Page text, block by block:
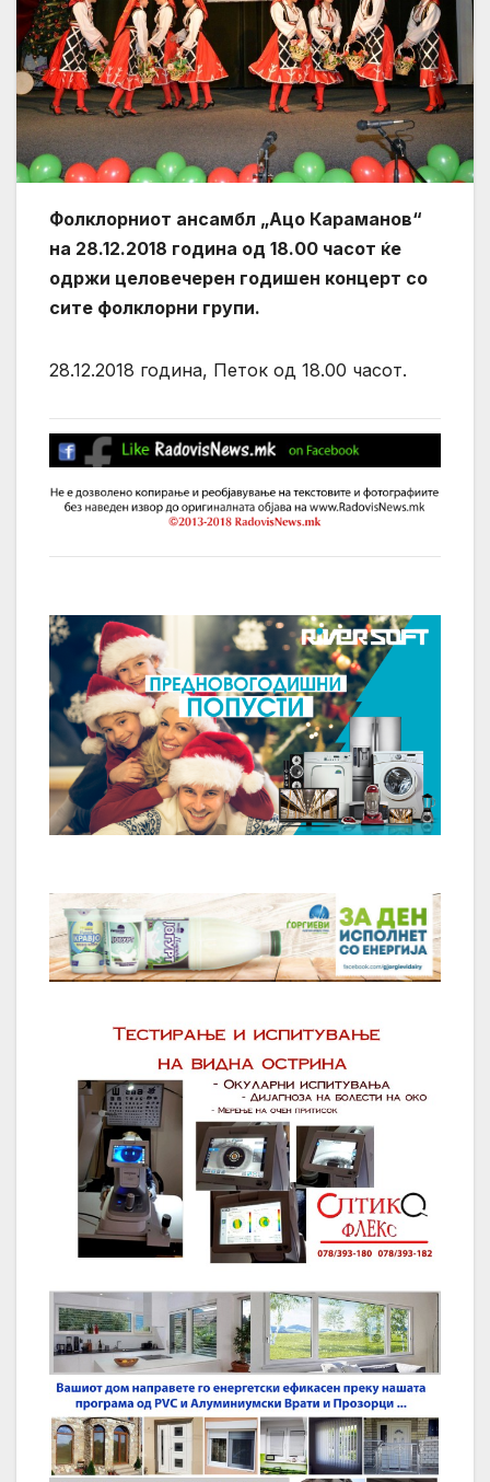
Фолклорниот ансамбл „Ацо Караманов“
на 28.12.2018 година од 18.00 часот ќе
одржи целовечерен годишен концерт со
сите фолклорни групи.
28.12.2018 година, Петок од 18.00 часот.